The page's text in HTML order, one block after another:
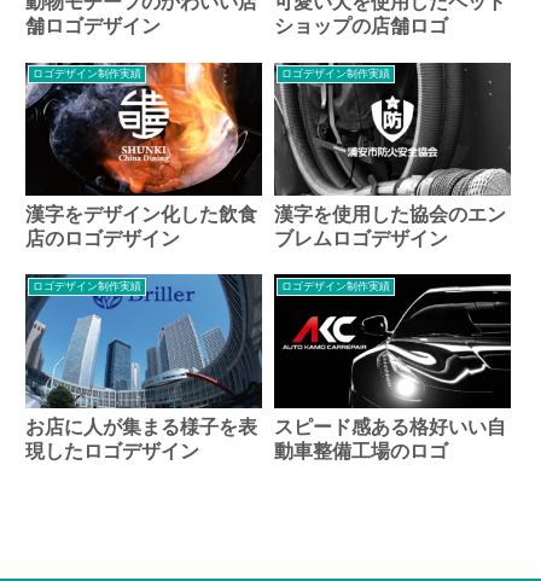
舗ロゴデザイン
ショップの店舗ロゴ
ロゴデザイン制作実績
漢字をデザイン化した飲食
店のロゴデザイン
ロゴデザイン制作実績
漢字を使用した協会のエン
ブレムロゴデザイン
ロゴデザイン制作実績
お店に人が集まる様子を表
現したロゴデザイン
ロゴデザイン制作実績
スピード感ある格好いい自
動車整備工場のロゴ